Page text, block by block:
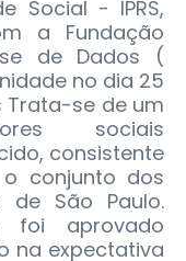
Social - IPRS,
a Fundação
de Dados (
no dia 25
Trata-se de um
sociais
consistente
conjunto dos
de São Paulo.
foi aprovado
na expectativa